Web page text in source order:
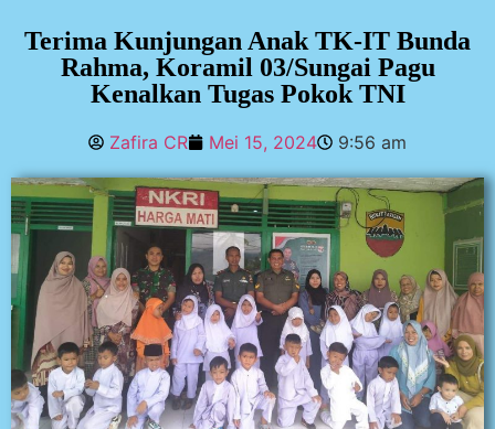
Terima Kunjungan Anak TK-IT Bunda
Rahma, Koramil 03/Sungai Pagu
Kenalkan Tugas Pokok TNI
Zafira CR Mei 15, 2024 9:56 am